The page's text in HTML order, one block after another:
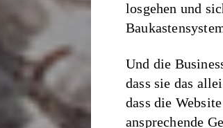
losgehen und
Und die
dass sie das
dass die
ansprechende